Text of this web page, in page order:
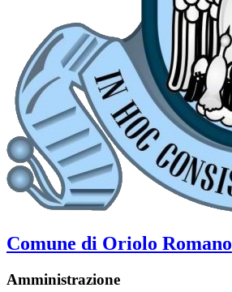
Comune di Oriolo Romano
Amministrazione